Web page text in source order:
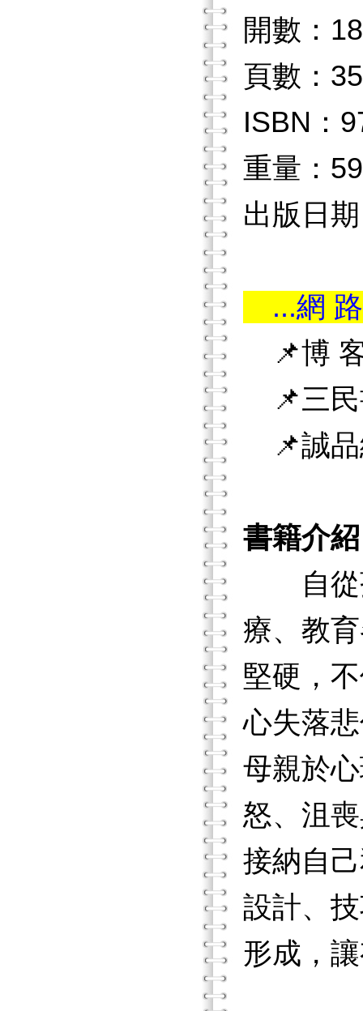
開數：18
頁數：
ISBN：
重量：
出版日
...網
📌博
📌三民
📌誠品
書籍介紹
自從孩
療、教
堅硬，
心失落
母親於
怒、沮
接納自
設計、
形成，